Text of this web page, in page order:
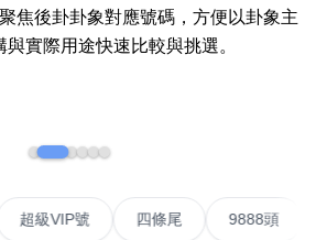
無7無8無9
焦後卦卦象對應號碼，方便以卦象主
與實際用途快速比較與挑選。
超級VIP號 四條尾 9888